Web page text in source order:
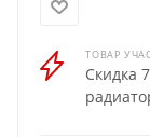
ТОВАР
Скидка